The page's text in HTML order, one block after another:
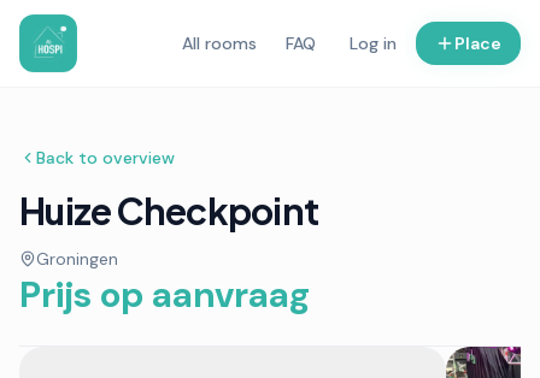
All rooms FAQ Log in Place
Back to overview
Huize Checkpoint
Groningen
Prijs op aanvraag